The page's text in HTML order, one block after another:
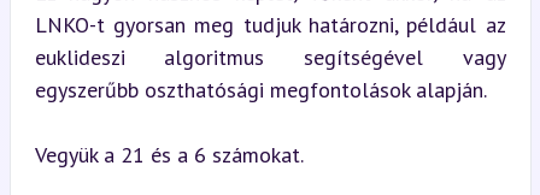
LNKO-t gyorsan meg tudjuk határozni, például az
euklideszi algoritmus segítségével vagy
egyszerűbb oszthatósági megfontolások alapján.
Vegyük a 21 és a 6 számokat.